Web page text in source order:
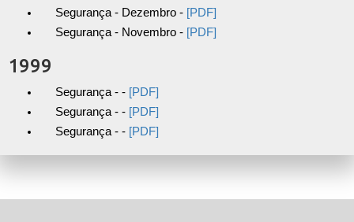
Segurança - Dezembro - [PDF]
Segurança - Novembro - [PDF]
1999
Segurança - - [PDF]
Segurança - - [PDF]
Segurança - - [PDF]